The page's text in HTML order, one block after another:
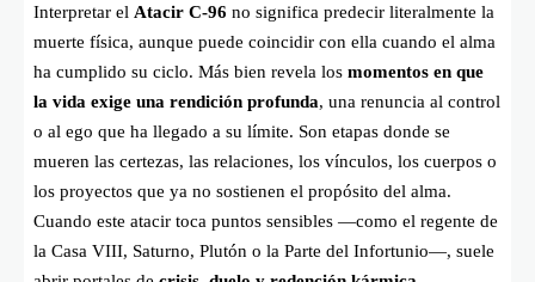
Interpretar el Atacir C-96 no significa predecir literalmente la
muerte física, aunque puede coincidir con ella cuando el alma
ha cumplido su ciclo. Más bien revela los momentos en que
la vida exige una rendición profunda, una renuncia al control
o al ego que ha llegado a su límite. Son etapas donde se
mueren las certezas, las relaciones, los vínculos, los cuerpos o
los proyectos que ya no sostienen el propósito del alma.
Cuando este atacir toca puntos sensibles —como el regente de
la Casa VIII, Saturno, Plutón o la Parte del Infortunio—, suele